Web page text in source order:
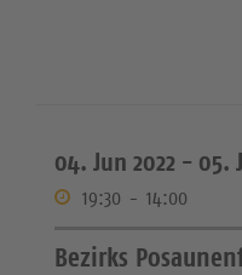
04. Jun 2022 - 05.
19:30 - 14:00
Bezirks